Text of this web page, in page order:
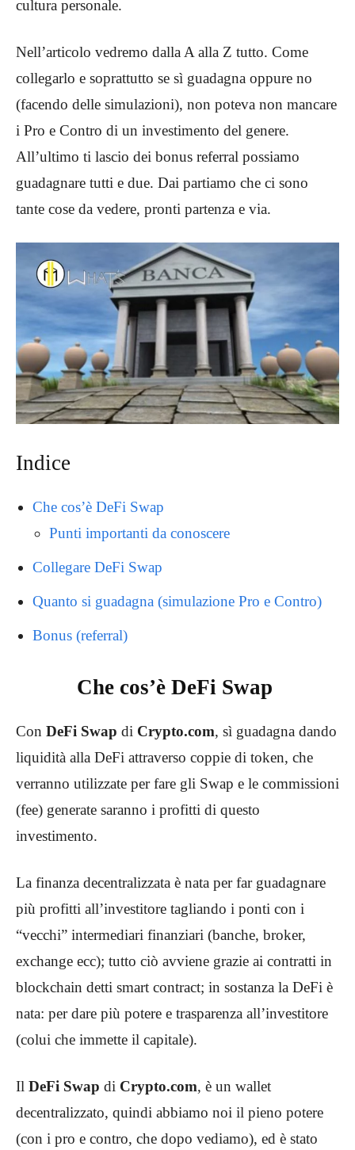
cultura personale.
Nell’articolo vedremo dalla A alla Z tutto. Come
collegarlo e soprattutto se sì guadagna oppure no
(facendo delle simulazioni), non poteva non mancare
i Pro e Contro di un investimento del genere.
All’ultimo ti lascio dei bonus referral possiamo
guadagnare tutti e due. Dai partiamo che ci sono
tante cose da vedere, pronti partenza e via.
Indice
Che cos’è DeFi Swap
Punti importanti da conoscere
Collegare DeFi Swap
Quanto si guadagna (simulazione Pro e Contro)
Bonus (referral)
Che cos’è DeFi Swap
Con DeFi Swap di Crypto.com, sì guadagna dando
liquidità alla DeFi attraverso coppie di token, che
verranno utilizzate per fare gli Swap e le commissioni
(fee) generate saranno i profitti di questo
investimento.
La finanza decentralizzata è nata per far guadagnare
più profitti all’investitore tagliando i ponti con i
“vecchi” intermediari finanziari (banche, broker,
exchange ecc); tutto ciò avviene grazie ai contratti in
blockchain detti smart contract; in sostanza la DeFi è
nata: per dare più potere e trasparenza all’investitore
(colui che immette il capitale).
Il DeFi Swap di Crypto.com, è un wallet
decentralizzato, quindi abbiamo noi il pieno potere
(con i pro e contro, che dopo vediamo), ed è stato